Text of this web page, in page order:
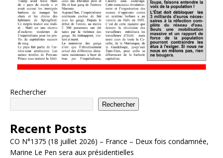
Rechercher
Rechercher
Recent Posts
CO N°1375 (18 juillet 2026) – France – Deux fois condamnée,
Marine Le Pen sera aux présidentielles